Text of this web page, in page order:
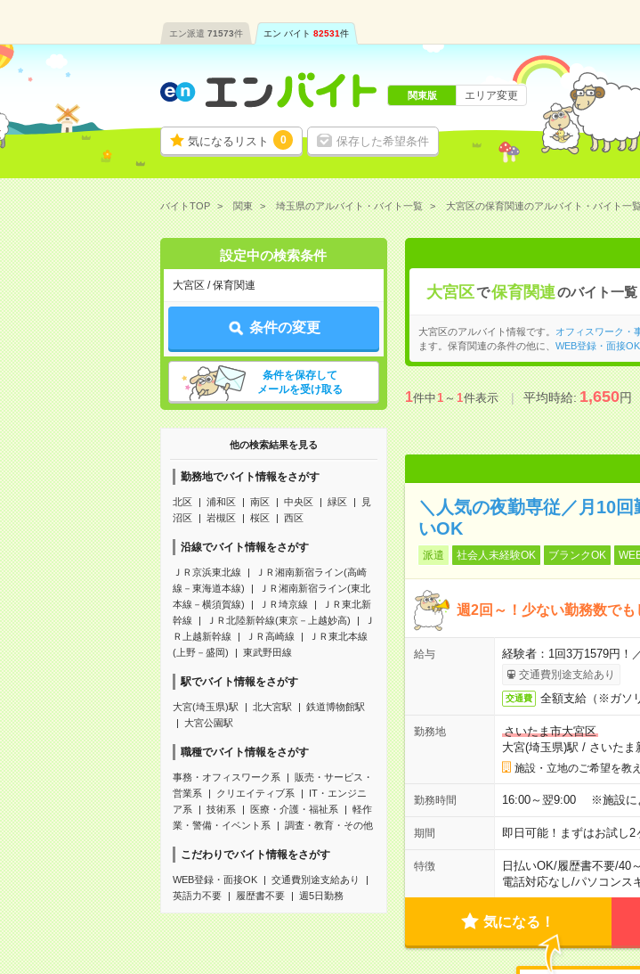
エン派遣 71573件 エン バイト 82531件
気になるリスト 0 保存した希望条件
関東版 エリア変更
バイトTOP 関東 埼玉県のアルバイト・バイト一覧 大宮区の保育関連のアルバイト・バイト一
設定中の検索条件
大宮区 / 保育関連
条件の変更
条件を保存して
メールを受け取る
他の検索結果を見る
勤務地でバイト情報をさがす
北区 浦和区 南区 中央区 緑区
見
沼区
岩槻区 桜区 西区
沿線でバイト情報をさがす
ＪＲ京浜東北線
ＪＲ湘南新宿ライン(高崎
線－東海道本線)
ＪＲ湘南新宿ライン(東北
本線－横須賀線)
ＪＲ埼京線
ＪＲ東北新
幹線
ＪＲ北陸新幹線(東京－上越妙高)
Ｊ
Ｒ上越新幹線
ＪＲ高崎線
ＪＲ東北本線
(上野－盛岡)
東武野田線
駅でバイト情報をさがす
大宮(埼玉県)駅 北大宮駅
鉄道博物館駅
大宮公園駅
職種でバイト情報をさがす
事務・オフィスワーク系
販売・サービス・
営業系
クリエイティブ系
IT・エンジニ
ア系
技術系 医療・介護・福祉系
軽作
業・警備・イベント系
調査・教育・その他
こだわりでバイト情報をさがす
WEB登録・面接OK
交通費別途支給あり
英語力不要
履歴書不要 週5日勤務
大宮区で保育関連のバイト一覧
大宮区のアルバイト情報です。 オフィスワーク・
ます。保育関連の条件の他に、 WEB登録・面接OK
1件中1～1件表示 平均時給:1,650円
＼人気の夜勤専従／月10
いOK
派遣 社会人未経験OK ブランクOK
週2回～！少ない勤務数で
給与 経験者：1回3万1579円
交通費別途支給あり
交通費 全額支給（※ガソ
勤務地
さいたま市大宮区
大宮(埼玉県)駅 / さいたま
施設・立地のご希望を教
勤務時間 16:00～翌9:00 ※施設に
期間 即日可能！まずはお試し2
特徴 日払いOK/履歴書不要/40
電話対応なし/パソコンス
気になる！